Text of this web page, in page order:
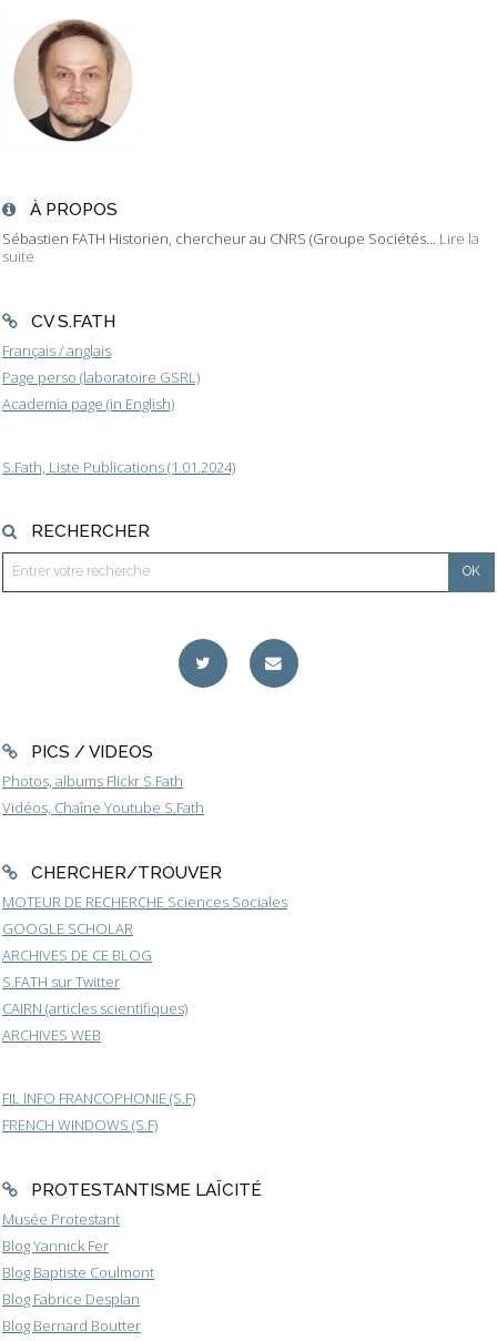
À PROPOS
Sébastien FATH Historien, chercheur au CNRS (Groupe Sociétés... Lire la
suite
CV S.FATH
Français / anglais
Page perso (laboratoire GSRL)
Academia page (in English)
S.Fath, Liste Publications (1.01.2024)
RECHERCHER
PICS / VIDEOS
Photos, albums Flickr S.Fath
Vidéos, Chaîne Youtube S.Fath
CHERCHER/TROUVER
MOTEUR DE RECHERCHE Sciences Sociales
GOOGLE SCHOLAR
ARCHIVES DE CE BLOG
S.FATH sur Twitter
CAIRN (articles scientifiques)
ARCHIVES WEB
FIL INFO FRANCOPHONIE (S.F)
FRENCH WINDOWS (S.F)
PROTESTANTISME LAÏCITÉ
Musée Protestant
Blog Yannick Fer
Blog Baptiste Coulmont
Blog Fabrice Desplan
Blog Bernard Boutter